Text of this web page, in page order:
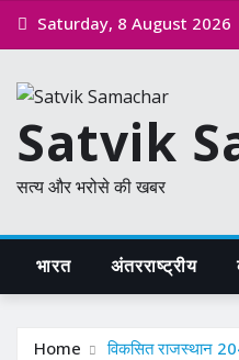
Skip Saturday, 8 August 2026
Satvik
सत्य और भरोसे की खबर
भारत अंतरराष्ट्रीय
Home विकसित राजस्थान